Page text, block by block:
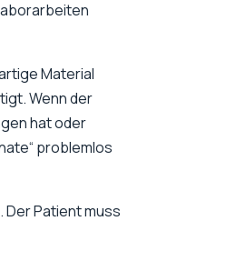
Material
Wenn der
hat oder
problemlos
Patient muss